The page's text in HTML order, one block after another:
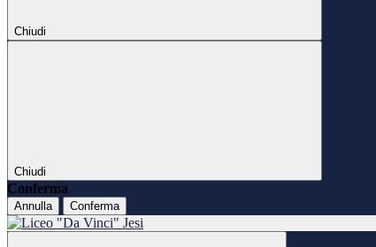
Chiudi
Chiudi
Conferma
Annulla Conferma